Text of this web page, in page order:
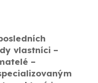
vlastníci –
–